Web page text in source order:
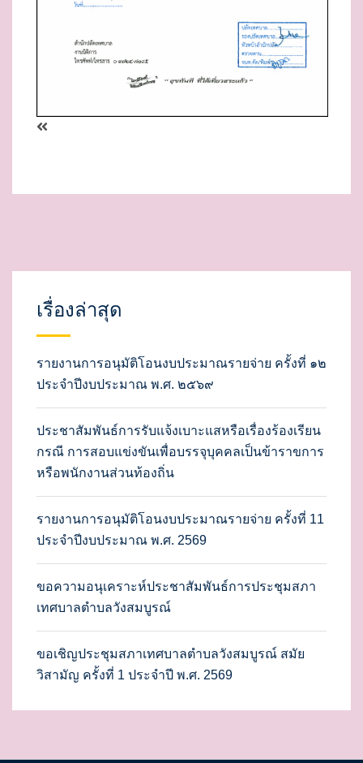
เรื่องล่าสุด
รายงานการอนุมัติโอนงบประมาณรายจ่าย ครั้งที่ ๑๒
ประจำปีงบประมาณ พ.ศ. ๒๕๖๙
ประชาสัมพันธ์การรับแจ้งเบาะแสหรือเรื่องร้องเรียน
กรณี การสอบแข่งขันเพื่อบรรจุบุคคลเป็นข้าราขการ
หรือพนักงานส่วนท้องถิ่น
รายงานการอนุมัติโอนงบประมาณรายจ่าย ครั้งที่ 11
ประจำปีงบประมาณ พ.ศ. 2569
ขอความอนุเคราะห์ประชาสัมพันธ์การประชุมสภา
เทศบาลตำบลวังสมบูรณ์
ขอเชิญประชุมสภาเทศบาลตำบลวังสมบูรณ์ สมัย
วิสามัญ ครั้งที่ 1 ประจำปี พ.ศ. 2569